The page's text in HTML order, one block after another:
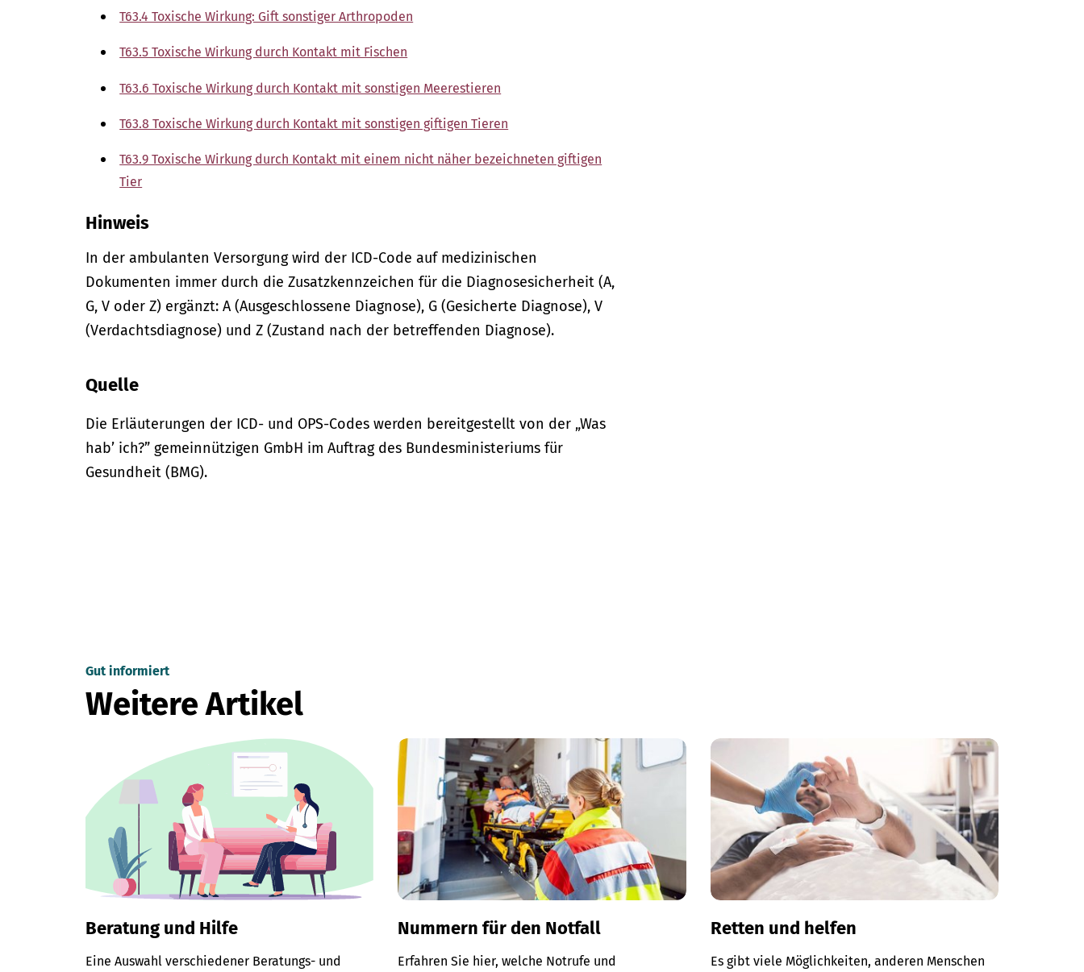
T63.4 Toxische Wirkung: Gift sonstiger Arthropoden
T63.5 Toxische Wirkung durch Kontakt mit Fischen
T63.6 Toxische Wirkung durch Kontakt mit sonstigen Meerestieren
T63.8 Toxische Wirkung durch Kontakt mit sonstigen giftigen Tieren
T63.9 Toxische Wirkung durch Kontakt mit einem nicht näher bezeichneten giftigen
Tier
Hinweis
In derambulanten Versorgung wird der ICD-Code auf medizinischen
Dokumenten immer durch die Zusatzkennzeichen für die Diagnosesicherheit (A,
G, V oder Z) ergänzt: A (Ausgeschlossene Diagnose), G (Gesicherte Diagnose), V
(Verdachtsdiagnose) und Z (Zustand nach der betreffenden Diagnose).
Quelle
Die Erläuterungen der ICD- und OPS-Codes werden bereitgestellt von der „Was
hab’ ich?” gemeinnützigen GmbH im Auftrag des Bundesministeriums für
Gesundheit (BMG).
Gut informiert
Weitere Artikel
Beratung und Hilfe
Eine Auswahl verschiedener Beratungs- und
Nummern für den Notfall
Erfahren Sie hier, welche Notrufe und
Retten und helfen
Es gibt viele Möglichkeiten, anderen Menschen